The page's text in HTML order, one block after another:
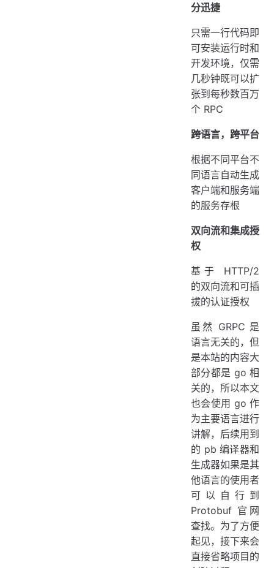
分迅捷
只需一行代码即
可安装运行时和
开发环境，仅需
几秒钟既可以扩
张到每秒数百万
个 RPC
跨语言，跨平台
根据不同平台不
同语言自动生成
客户端和服务端
的服务存根
双向流和集成授
权
基于 HTTP/2
的双向流和可插
拔的认证授权
虽然 GRPC 是
语言无关的，但
是本站的内容大
部分都是 go 相
关的，所以本文
也会使用 go 作
为主要语言进行
讲解，后续用到
的 pb 编译器和
生成器如果是其
他语言的使用者
可以自行到
Protobuf 官网
查找。为了方便
起见，接下来会
直接省略项目的